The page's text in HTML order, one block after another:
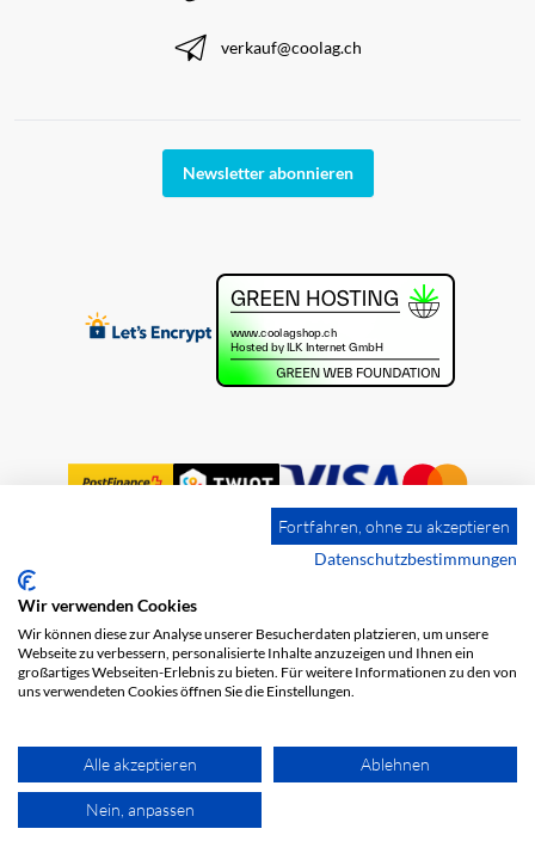
verkauf@coolag.ch
Newsletter abonnieren
Impressum
Datenschutz
© 2026 COOL AG. Alle Rechte vorbehalten.
powered by polynorm
Fortfahren, ohne zu akzeptieren
Datenschutzbestimmungen
Wir verwenden Cookies
Wir können diese zur Analyse unserer Besucherdaten platzieren, um unsere
Webseite zu verbessern, personalisierte Inhalte anzuzeigen und Ihnen ein
großartiges Webseiten-Erlebnis zu bieten. Für weitere Informationen zu den von
uns verwendeten Cookies öffnen Sie die Einstellungen.
Alle akzeptieren Ablehnen
Nein, anpassen